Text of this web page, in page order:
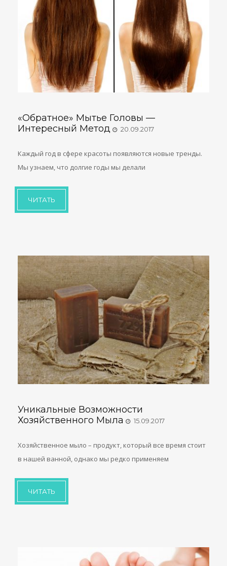
«Обратное» Мытье Головы —
Интересный Метод
20.09.2017
Каждый год в сфере красоты появляются новые тренды.
Мы узнаем, что долгие годы мы делали
ЧИТАТЬ
Уникальные Возможности
Хозяйственного Мыла
15.09.2017
Хозяйственное мыло – продукт, который все время стоит
в нашей ванной, однако мы редко применяем
ЧИТАТЬ